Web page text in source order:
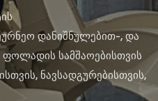
ᲓᲐᲜᲘᲨᲜᲣᲚᲔᲑᲘᲗ-, ᲓᲐ
ᲤᲝᲚᲐᲓᲘᲡ ᲡᲐᲛᲨᲐᲝᲔᲑᲘᲡᲗᲕᲘᲡ
ᲜᲐᲕᲡᲐᲓᲒᲣᲠᲔᲑᲘᲡᲗᲕᲘᲡ,